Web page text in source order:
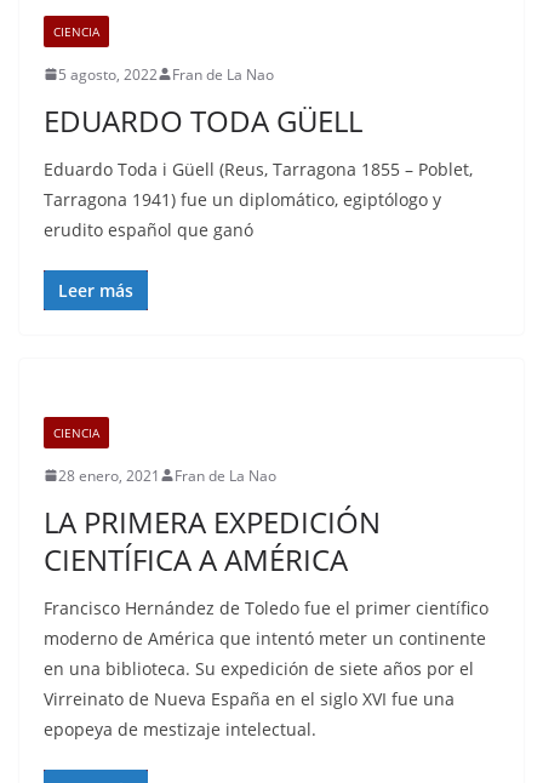
CIENCIA
5 agosto, 2022 Fran de La Nao
EDUARDO TODA GÜELL
Eduardo Toda i Güell (Reus, Tarragona 1855 – Poblet,
Tarragona 1941) fue un diplomático, egiptólogo y
erudito español que ganó
Leer más
CIENCIA
28 enero, 2021 Fran de La Nao
LA PRIMERA EXPEDICIÓN
CIENTÍFICA A AMÉRICA
Francisco Hernández de Toledo fue el primer científico
moderno de América que intentó meter un continente
en una biblioteca. Su expedición de siete años por el
Virreinato de Nueva España en el siglo XVI fue una
epopeya de mestizaje intelectual.